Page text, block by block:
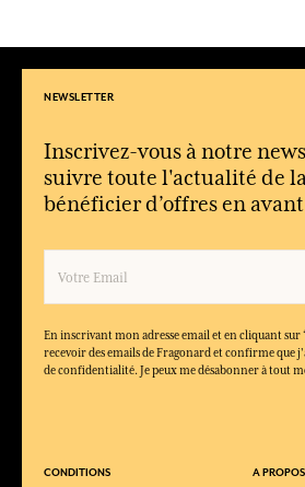
NEWSLETTER
Inscrivez-vous à notre
suivre toute l'actualité de
bénéficier d’offres en
En inscrivant mon adresse email et en cliquant sur
recevoir des emails de Fragonard et confirme que
de confidentialité. Je peux me désabonner à tout
CONDITIONS A PROPOS